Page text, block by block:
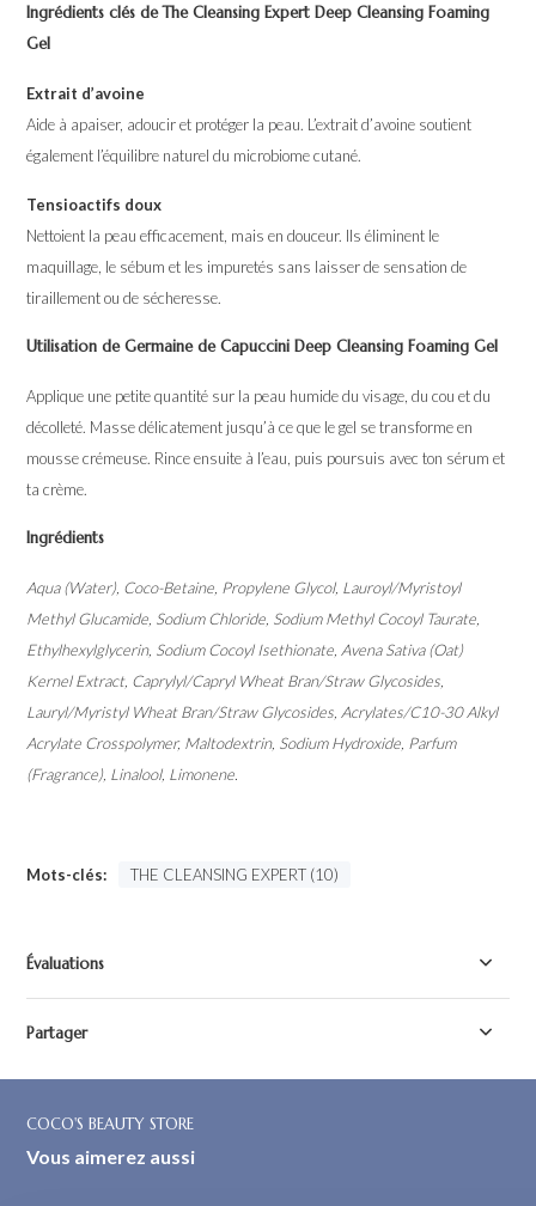
Ingrédients clés de The Cleansing Expert Deep Cleansing Foaming
Gel
Extrait d’avoine
Aide à apaiser, adoucir et protéger la peau. L’extrait d’avoine soutient
également l’équilibre naturel du microbiome cutané.
Tensioactifs doux
Nettoient la peau efficacement, mais en douceur. Ils éliminent le
maquillage, le sébum et les impuretés sans laisser de sensation de
tiraillement ou de sécheresse.
Utilisation de Germaine de Capuccini Deep Cleansing Foaming Gel
Applique une petite quantité sur la peau humide du visage, du cou et du
décolleté. Masse délicatement jusqu’à ce que le gel se transforme en
mousse crémeuse. Rince ensuite à l’eau, puis poursuis avec ton sérum et
ta crème.
Ingrédients
Aqua (Water), Coco-Betaine, Propylene Glycol, Lauroyl/Myristoyl
Methyl Glucamide, Sodium Chloride, Sodium Methyl Cocoyl Taurate,
Ethylhexylglycerin, Sodium Cocoyl Isethionate, Avena Sativa (Oat)
Kernel Extract, Caprylyl/Capryl Wheat Bran/Straw Glycosides,
Lauryl/Myristyl Wheat Bran/Straw Glycosides, Acrylates/C10-30 Alkyl
Acrylate Crosspolymer, Maltodextrin, Sodium Hydroxide, Parfum
(Fragrance), Linalool, Limonene.
Mots-clés: THE CLEANSING EXPERT (10)
Évaluations
Partager
COCO'S BEAUTY STORE
Vous aimerez aussi